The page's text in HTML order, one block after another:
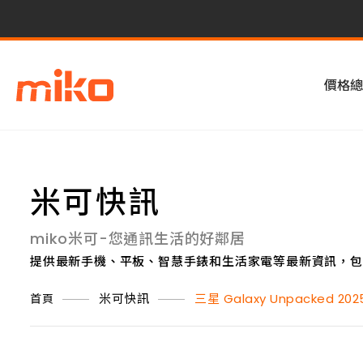
價格
米可快訊
miko米可-您通訊生活的好鄰居
提供最新手機、平板、智慧手錶和生活家電等最新資訊，
首頁 米可快訊 三星 Galaxy Unpacked